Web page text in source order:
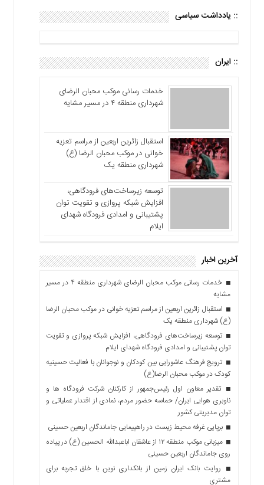
:: یادداشت سیاسی
:: ایران
خدمات رسانی موکب محبان الرضای
شهرداری منطقه ۴ در مسیر مشایه
استقبال زائرین اربعین از مراسم تعزیه
خوانی در موکب محبان الرضا (ع)
شهرداری منطقه یک
توسعه زیرساخت‌های فرودگاهی،
افزایش شبکه پروازی و تقویت توان
پشتیبانی و امدادی فرودگاه شهدای
ایلام
آخرین اخبار
خدمات رسانی موکب محبان الرضای شهرداری منطقه ۴ در مسیر
مشایه
استقبال زائرین اربعین از مراسم تعزیه خوانی در موکب محبان الرضا
(ع) شهرداری منطقه یک
توسعه زیرساخت‌های فرودگاهی، افزایش شبکه پروازی و تقویت
توان پشتیبانی و امدادی فرودگاه شهدای ایلام
ترویج فرهنگ عاشورایی بین کودکان و نوجوانان با فعالیت حسینیه
کودک در موکب محبان الرضا(ع)
تقدیر معاون اول رئیس‌جمهور از کارکنان شرکت فرودگاه ها و
ناوبری هوایی ایران/ حماسه حضور مردم، نمادی از اقتدار عملیاتی و
توان مدیریتی کشور
برپایی غرفه محیط زیست در راهپیمایی جاماندگان اربعین حسینی
میزبانی موکب منطقه ۱۲ از عاشقان اباعبدالله الحسین (ع) در پیاده
روی جاماندگان اربعین حسینی
روایت بانک ایران زمین از بانکداری نوین با خلق تجربه برای
مشتری